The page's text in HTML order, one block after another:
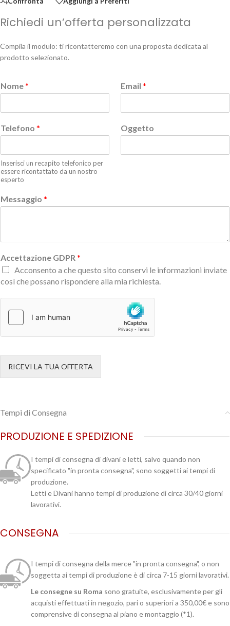
Richiedi un’offerta personalizzata
Compila il modulo: ti ricontatteremo con una proposta dedicata al
prodotto selezionato.
Nome* Email *
Telefono *
Inserisci un recapito telefonico per
essere ricontattato da un nostro
esperto
Oggetto
Messaggio *
Accettazione GDPR *
Acconsento a che questo sito conservi le informazioni inviate
così che possano rispondere alla mia richiesta.
RICEVI LA TUA OFFERTA
Tempi di Consegna
PRODUZIONE E SPEDIZIONE
I tempi di consegna di divani e letti, salvo quando non
specificato "in pronta consegna", sono soggetti ai tempi di
produzione.
Letti e Divani hanno tempi di produzione di circa 30/40 giorni
lavorativi.
CONSEGNA
I tempi di consegna della merce "in pronta consegna", o non
soggetta ai tempi di produzione è di circa 7-15 giorni lavorativi.
Le consegne su Roma sono gratuite, esclusivamente per gli
acquisti effettuati in negozio, pari o superiori a 350,00€ e sono
comprensive di consegna al piano e montaggio (*1).